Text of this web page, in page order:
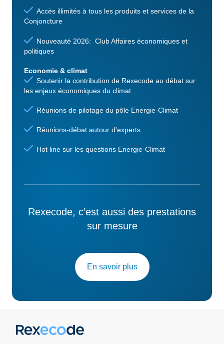
Accès illimités à tous les produits et services de la
Conjoncture
Nouveauté 2026: Club Affaires économiques et
politiques
Economie & climat
Soutenir la contribution de Rexecode au débat sur
les enjeux économiques du climat
Réunions de pilotage du pôle Energie-Climat
Réunions-débat autour d'experts
Hot line sur les questions Energie-Climat
Rexecode, c’est aussi des prestations
sur mesure
En savoir plus